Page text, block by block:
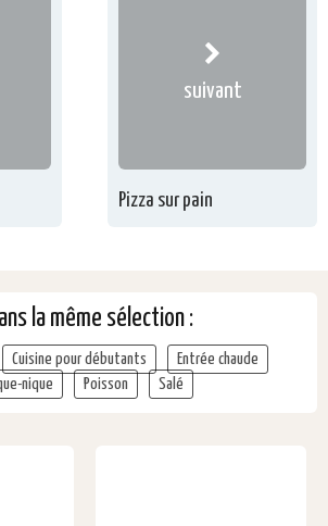
suivant
Pizza sur pain
la même sélection :
Cuisine pour débutants
Entrée chaude
nique
Poisson Salé